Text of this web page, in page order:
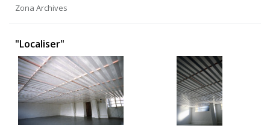
Zona Archives
"Localiser"